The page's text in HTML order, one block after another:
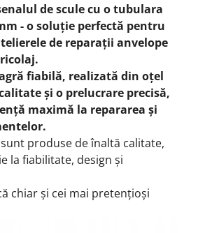
de scule cu o tubulara
- o soluție perfectă pentru
de reparații anvelope
fiabilă, realizată din oțel
și o prelucrare precisă,
maximă la repararea și
produse de înaltă calitate,
la fiabilitate, design și
chiar și cei mai pretențioși